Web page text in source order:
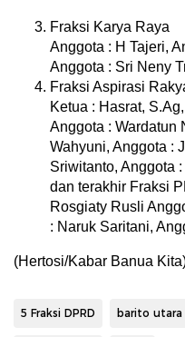
Fraksi Karya Raya
Anggota : H Tajeri,
Anggota : Sri Neny
Fraksi Aspirasi
Ketua : Hasrat, S.Ag,
Anggota : Wardatun
Wahyuni, Anggota :
Sriwitanto, Anggota
dan terakhir Fraksi
Rosgiaty Rusli
: Naruk Saritani,
(Hertosi/Kabar Banua
5 Fraksi DPRD barito utara